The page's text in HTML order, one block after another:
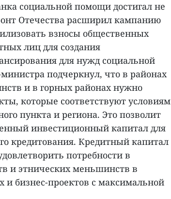
социальной помощи достигал не
Отечества расширил кампанию
взносы общественных
лиц для создания
для нужд социальной
подчеркнул, что в районах
и в горных районах нужно
которые соответствуют условиям
пункта и региона. Это позволит
инвестиционный капитал для
кредитования. Кредитный капитал
потребности в
и этнических меньшинств в
и бизнес-проектов с максимальной